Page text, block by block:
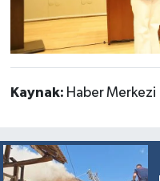
Kaynak: Haber Merkezi